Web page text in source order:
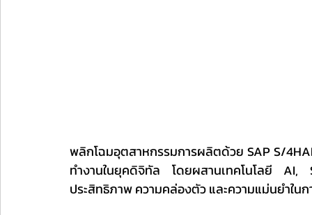
พลิกโฉมอุตสาหกรรมการผลิตด้วย SAP S/
ทำงานในยุคดิจิทัล โดยผสานเทคโนโลยี
ประสิทธิภาพ ความคล่องตัว และความแม่นยำใ